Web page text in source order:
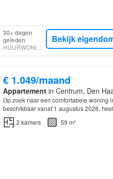
30+ dagen
geleden
HUURWONINGEN
Bekijk
€ 1.049/maand
Appartementin Centrum, Den
Op zoek naar een comfortabele woning
beschikbaar vanaf 1 augustus 2026,
beschikt over één slaapkamer
2 kamers 59 m²